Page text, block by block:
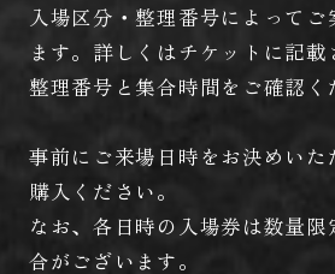
入場区分・整理番号によってご
ます。詳しくはチケットに記載
整理番号と集合時間をご確認く
事前にご来場日時をお決めい
購入ください。
なお、各日時の入場券は数量
合がございます。